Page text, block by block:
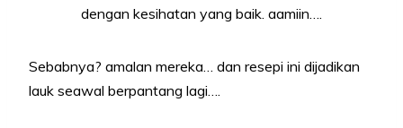
dengan kesihatan yang baik. aamiin….
Sebabnya? amalan mereka… dan resepi ini dijadikan
lauk seawal berpantang lagi….